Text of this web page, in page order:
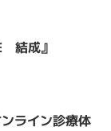
結成』
ライン診療体